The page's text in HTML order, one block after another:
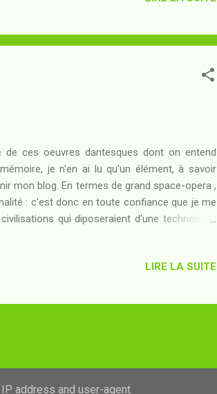
...
ces oeuvres dantesques dont on entend
je n'en ai lu qu'un élément, à savoir
mon blog. En termes de grand space-opera ,
: c'est donc en toute confiance que je me
qui diposeraient d'une technologie
bon nombre de civilisations brillantes à se
faire souffrir ad mortem aeterna...
LIRE LA SUITE
address and user-agent